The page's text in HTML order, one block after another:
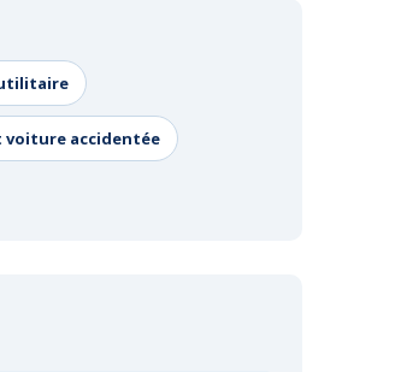
voiture accidentée